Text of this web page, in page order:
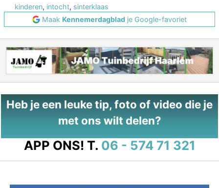
kinderen, intocht, sinterklaas
Maak Kennemerdagblad je Google-favoriet
Heb je een leuke tip, foto of video die je
met ons wilt delen?
APP ONS! T. 06 - 574 71 321